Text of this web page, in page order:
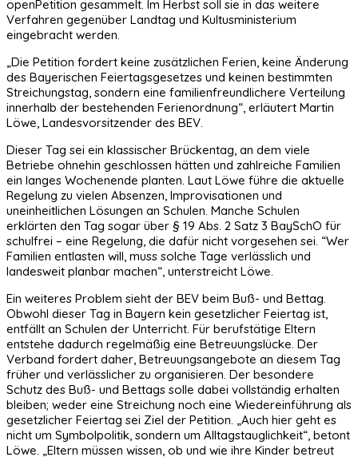
openPetition gesammelt. Im Herbst soll sie in das weitere
Verfahren gegenüber Landtag und Kultusministerium
eingebracht werden.
„Die Petition fordert keine zusätzlichen Ferien, keine Änderung
des Bayerischen Feiertagsgesetzes und keinen bestimmten
Streichungstag, sondern eine familienfreundlichere Verteilung
innerhalb der bestehenden Ferienordnung“, erläutert Martin
Löwe, Landesvorsitzender des BEV.
Dieser Tag sei ein klassischer Brückentag, an dem viele
Betriebe ohnehin geschlossen hätten und zahlreiche Familien
ein langes Wochenende planten. Laut Löwe führe die aktuelle
Regelung zu vielen Absenzen, Improvisationen und
uneinheitlichen Lösungen an Schulen. Manche Schulen
erklärten den Tag sogar über § 19 Abs. 2 Satz 3 BaySchO für
schulfrei – eine Regelung, die dafür nicht vorgesehen sei. “Wer
Familien entlasten will, muss solche Tage verlässlich und
landesweit planbar machen“, unterstreicht Löwe.
Ein weiteres Problem sieht der BEV beim Buß- und Bettag.
Obwohl dieser Tag in Bayern kein gesetzlicher Feiertag ist,
entfällt an Schulen der Unterricht. Für berufstätige Eltern
entstehe dadurch regelmäßig eine Betreuungslücke. Der
Verband fordert daher, Betreuungsangebote an diesem Tag
früher und verlässlicher zu organisieren. Der besondere
Schutz des Buß- und Bettags solle dabei vollständig erhalten
bleiben; weder eine Streichung noch eine Wiedereinführung als
gesetzlicher Feiertag sei Ziel der Petition. „Auch hier geht es
nicht um Symbolpolitik, sondern um Alltagstauglichkeit“, betont
Löwe. „Eltern müssen wissen, ob und wie ihre Kinder betreut